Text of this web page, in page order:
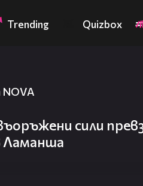
Trending Quizbox
сили
Ламанша